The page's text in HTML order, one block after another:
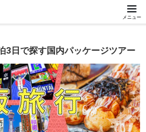
メニュー
3日で探す国内パッケージツアー